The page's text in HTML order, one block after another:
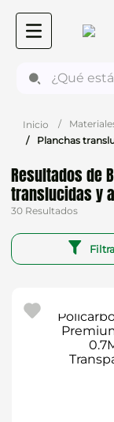
Planchas
translucidas y
30